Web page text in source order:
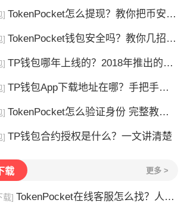
] TokenPocket怎么提现？教你把币安全换成现金
] TokenPocket钱包安全吗？教你几招自查
] TP钱包哪年上线的？2018年推出的多链钱包全解析
] TP钱包App下载地址在哪？手把手教你安全下载
] TokenPocket怎么验证身份 完整教程分享 手把手教你完成KYC认证流程
] TP钱包合约授权是什么？一文讲清楚
载 更多 >
载] TokenPocket在线客服怎么找？人工客服快速接入攻略